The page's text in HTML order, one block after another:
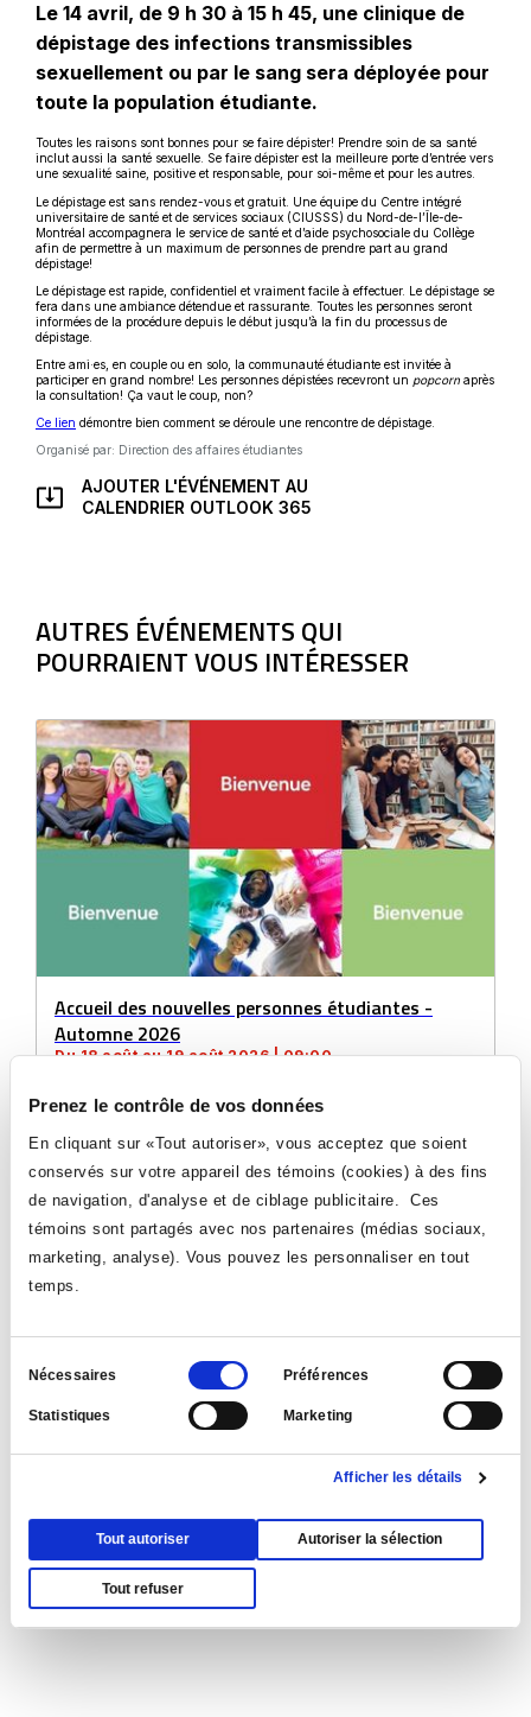
Prenez le contrôle de vos données
En cliquant sur «Tout autoriser», vous acceptez que soient
conservés sur votre appareil des témoins (cookies) à des fins
de navigation, d'analyse et de ciblage publicitaire. Ces
témoins sont partagés avec nos partenaires (médias sociaux,
marketing, analyse). Vous pouvez les personnaliser en tout
temps.
Sélection
consentement
Nécessaires Préférences
Statistiques Marketing
Afficher les détails
Tout autoriser Autoriser la sélection
Tout refuser
Le 14 avril, de 9 h 30 à 15 h 45, une clinique de
dépistage des infections transmissibles
sexuellement ou par le sang sera déployée pour
toute la population étudiante.
Toutes les raisons sont bonnes pour se faire dépister! Prendre soin de sa santé
inclut aussi la santé sexuelle. Se faire dépister est la meilleure porte d’entrée vers
une sexualité saine, positive et responsable, pour soi-même et pour les autres.
Le dépistage est sans rendez-vous et gratuit. Une équipe du Centre intégré
universitaire de santé et de services sociaux (CIUSSS) du Nord-de-l’Île-de-
Montréal accompagnera le service de santé et d’aide psychosociale du Collège
afin de permettre à un maximum de personnes de prendre part au grand
dépistage!
Le dépistage est rapide, confidentiel et vraiment facile à effectuer. Le dépistage se
fera dans une ambiance détendue et rassurante. Toutes les personnes seront
informées de la procédure depuis le début jusqu’à la fin du processus de
dépistage.
Entre ami·es, en couple ou en solo, la communauté étudiante est invitée à
participer en grand nombre! Les personnes dépistées recevront un popcorn après
la consultation! Ça vaut le coup, non?
Ce lien Ce
s'ouvrira
une
nouvelle
fenêtre
démontre bien comment se déroule une rencontre de dépistage.
Organisé par: Direction des affaires étudiantes
AJOUTER L'ÉVÉNEMENT AU
CALENDRIER OUTLOOK 365
CE
FENÊTRE
AUTRES ÉVÉNEMENTS QUI
POURRAIENT VOUS INTÉRESSER
Accueil des nouvelles personnes étudiantes -
Automne 2026
Du 18 août au 19 août 2026 | 09:00
Rencontre d'information destinée aux parents
des nouvelle...
Le 26 août 2026 | 18:00-Collège Ahuntsic
VOIR TOUS LES ÉVÉNEMENTS